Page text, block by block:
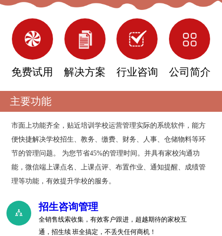
免费试用 解决方案 行业咨询 公司简介
主要功能
市面上功能齐全，贴近培训学校运营管理实际的系统软件，能方
便快捷解决学校招生、教务、缴费、财务、人事、仓储物料等环
节的管理问题。 为您节省45%的管理时间。并具有家校沟通功
能，微信端上课点名、上课点评、布置作业、通知提醒、成绩管
理等功能，有效提升学校的服务。
招生咨询管理
全销售线索收集，有效客户跟进，超越期待的家校互
通，招生续 班全搞定，不丢失任何商机！